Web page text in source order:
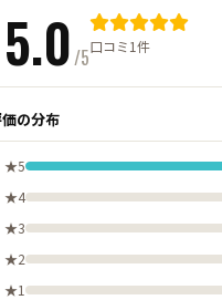
5.0 /5口コミ1件
の分布
★5
★4
★3
★2
★1